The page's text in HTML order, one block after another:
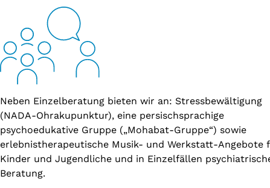
Neben Einzelberatung bieten wir an: Stressbewältigung
(NADA-Ohrakupunktur), eine persischsprachige
psychoedukative Gruppe („Mohabat-Gruppe“) sowie
erlebnistherapeutische Musik- und Werkstatt-Angebote
Kinder und Jugendliche und in Einzelfällen
Beratung.